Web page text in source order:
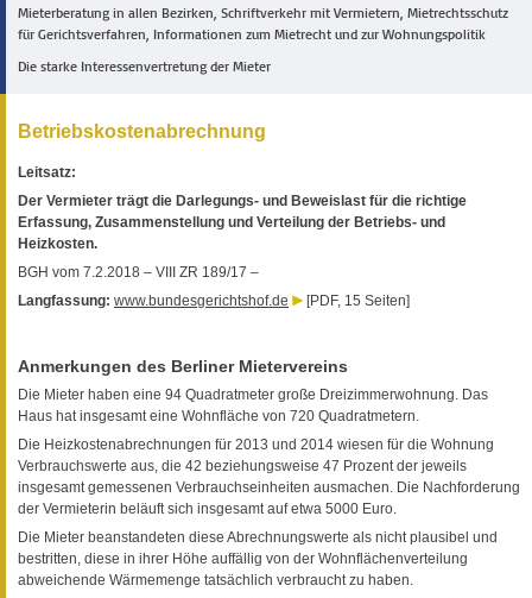
Mieterberatung in allen Bezirken, Schriftverkehr mit Vermietern, Mietrechtsschutz
für Gerichtsverfahren, Informationen zum Mietrecht und zur Wohnungspolitik
Die starke Interessenvertretung der Mieter
Betriebskostenabrechnung
Leitsatz:
Der Vermieter trägt die Darlegungs- und Beweislast für die richtige
Erfassung, Zusammenstellung und Verteilung der Betriebs- und
Heizkosten.
BGH vom 7.2.2018 – VIII ZR 189/17 –
Langfassung: www.bundesgerichtshof.de [PDF, 15 Seiten]
Anmerkungen des Berliner Mietervereins
Die Mieter haben eine 94 Quadratmeter große Dreizimmerwohnung. Das
Haus hat insgesamt eine Wohnfläche von 720 Quadratmetern.
Die Heizkostenabrechnungen für 2013 und 2014 wiesen für die Wohnung
Verbrauchswerte aus, die 42 beziehungsweise 47 Prozent der jeweils
insgesamt gemessenen Verbrauchseinheiten ausmachen. Die Nachforderung
der Vermieterin beläuft sich insgesamt auf etwa 5000 Euro.
Die Mieter beanstandeten diese Abrechnungswerte als nicht plausibel und
bestritten, diese in ihrer Höhe auffällig von der Wohnflächenverteilung
abweichende Wärmemenge tatsächlich verbraucht zu haben.